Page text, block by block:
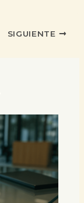
SIGUIENTE